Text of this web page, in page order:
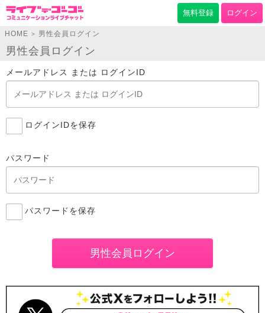
無料登録 ログイン
HOME > 男性会員ログイン
男性会員ログイン
メールアドレス または ログインID
ログインIDを保存
パスワード
パスワードを保存